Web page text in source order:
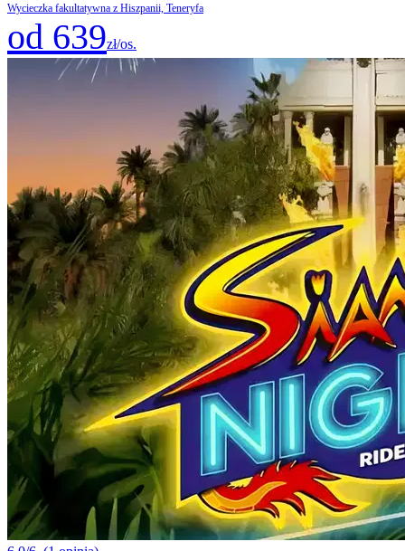
Wycieczka fakultatywna z Hiszpanii, Teneryfa
od 639zł/os.